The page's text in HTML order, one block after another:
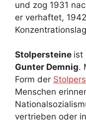
und zog 1931
er verhaftet,
Stolpersteine ist
Gunter Demnig.
Form der
Menschen
vertrieben oder